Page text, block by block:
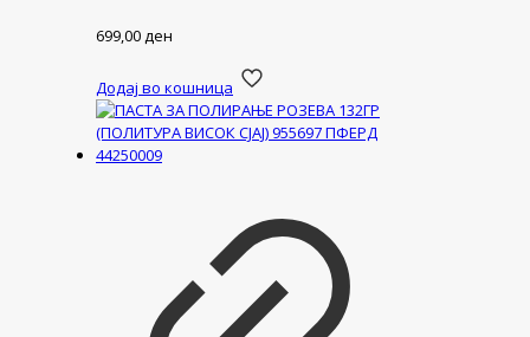
699,00ден
Додај во кошница